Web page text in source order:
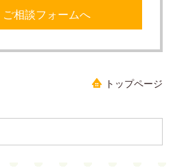
相談フォームへ
トップページ